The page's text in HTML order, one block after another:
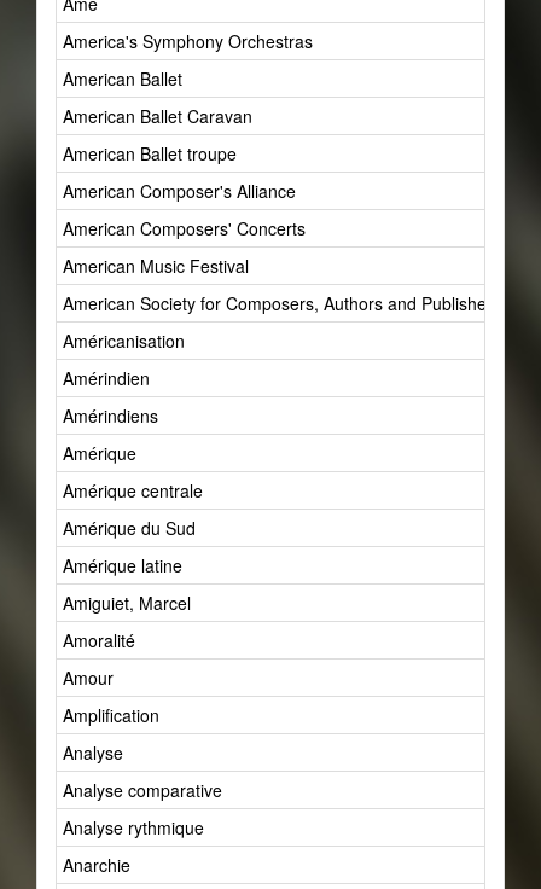
America's Symphony Orchestras
American Ballet
American Ballet Caravan
American Ballet troupe
American Composer's Alliance
American Composers' Concerts
American Music Festival
American Society for Composers, Authors and Publishers
Américanisation
Amérindien
Amérindiens
Amérique
Amérique centrale
Amérique du Sud
Amérique latine
Amiguiet, Marcel
Amoralité
Amour
Amplification
Analyse
Analyse comparative
Analyse rythmique
Anarchie